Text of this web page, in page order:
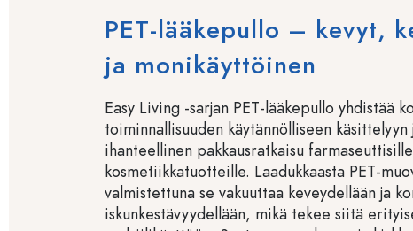
PET-lääkepullo – kevyt,
ja monikäyttöinen
Easy Living -sarjan PET-lääkepullo yhdistää
toiminnallisuuden käytännölliseen käsittelyyn
ihanteellinen pakkausratkaisu
kosmetiikkatuotteille. Laadukkaasta PET-
valmistettuna se vakuuttaa keveydellään ja
iskunkestävyydellään, mikä tekee siitä